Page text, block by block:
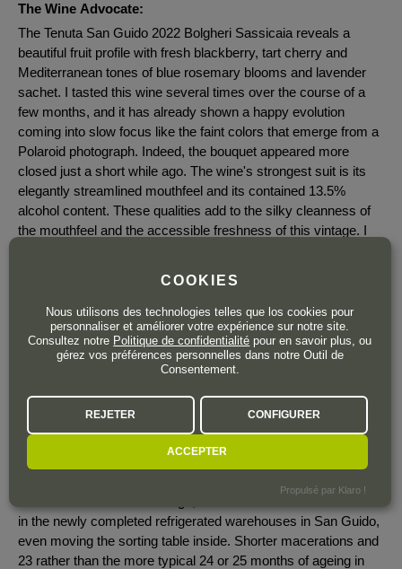
The Wine Advocate:
The Tenuta San Guido 2022 Bolgheri Sassicaia reveals a
beautiful fruit profile with fresh blackberry, tart cherry and
Mediterranean tones of blue rosemary blooms and lavender
sachet. I tasted this wine several times over the course of a
few months, and it has already shown a happy evolution
coming into slow focus like the faint colors that emerge from a
Polaroid photograph. Indeed, the bouquet appeared more
closed just a short while ago. The wine's strongest suit is its
elegantly streamlined mouthfeel and its contained 13.5%
alcohol content. These qualities add to the silky cleanness of
the mouthfeel and the accessible freshness of this vintage. I
The wine is tightly coiled and concentrated. It feels almost
cinched at the waist, with a fascinating tension between the
weight of raspberry, blackberry and strawberry coulis fruit and
palate sapidity is allied to fresh acidity and fine but dense
tannins, making for a dark horse of a Sassicaia that isn't giving
much away today but will greatly reward those who can cellar
it for 12 years and more. ‘What is sure is that 2022 will need a
in the newly completed refrigerated warehouses in San Guido,
even moving the sorting table inside. Shorter macerations and
23 rather than the more typical 24 or 25 months of ageing in
COOKIES
Nous utilisons des technologies telles que los cookies pour
personnaliser et améliorer votre expérience sur notre site.
Consultez notre Politique de confidentialité pour en savoir plus, ou
gérez vos préférences personnelles dans notre Outil de
Consentement.
REJETER CONFIGURER
ACCEPTER
Propulsé par Klaro !